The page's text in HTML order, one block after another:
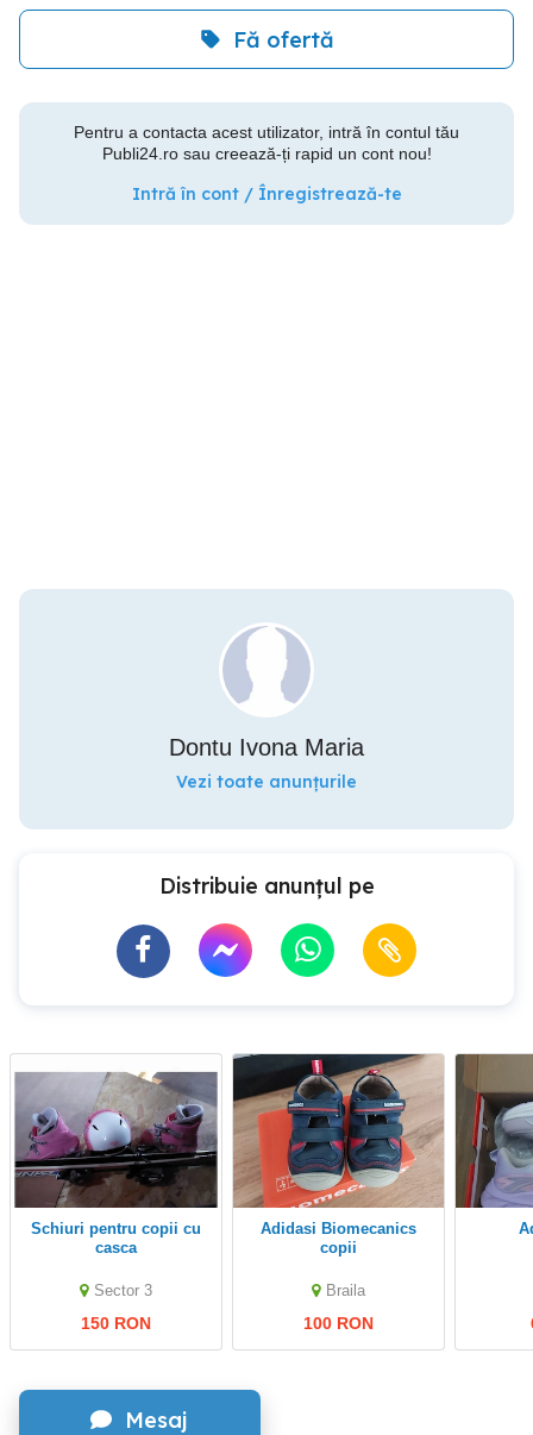
Fă ofertă
Pentru a contacta acest utilizator, intră în contul tău
Publi24.ro sau creează-ți rapid un cont nou!
Intră în cont / Înregistrează-te
Mesaj
Dontu Ivona Maria
Vezi toate anunțurile
Distribuie anunțul pe
schiuri pentru copii cu
casca
Sector 3
150 RON
Adidasi Biomecanics
copii
Braila
100 RON